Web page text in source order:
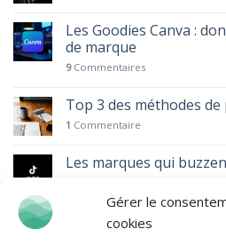
Gérer le
cookies
Les Goodies Canva :
de marque
9Commentaires
Top 3 des méthodes
1 Commentaire
Les marques qui
Le pouvoir des vidéos